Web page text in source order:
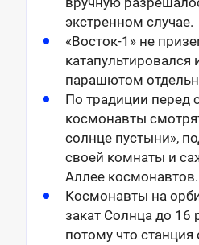
экстренном случае.
«Восток-1» не
парашютом
По традиции перед
космонавты
солнце пустыни»,
своей комнаты и
Аллее космонавтов.
Космонавты на
закат Солнца до 16
потому что